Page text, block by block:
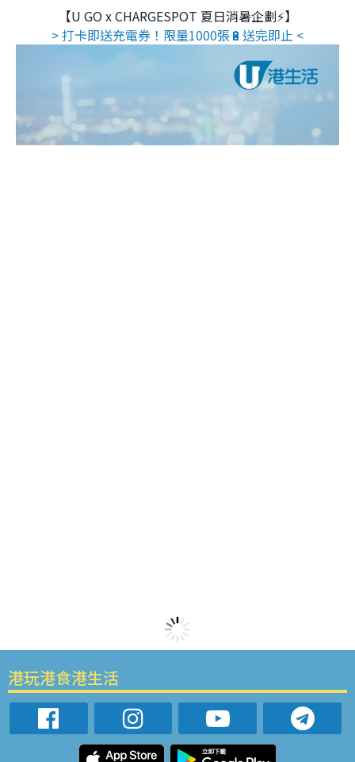
【U GO x CHARGESPOT 夏日消暑企劃⚡】
> 打卡即送充電券！限量1000張🔋送完即止 <
港玩港食港生活